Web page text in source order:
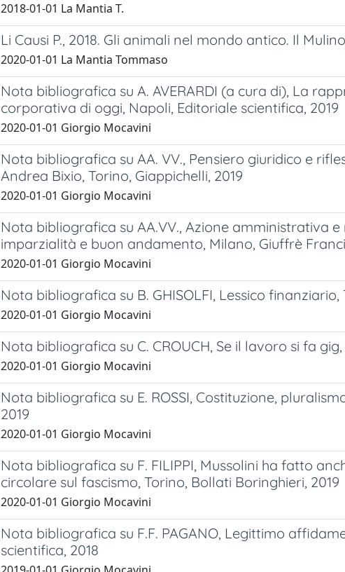
2018-01-01 La Mantia T.
Li Causi P., 2018. Gli animali nel mondo antico. Il
2020-01-01 La Mantia Tommaso
Nota bibliografica su A. AVERARDI (a cura di), La
corporativa di oggi, Napoli, Editoriale scientifica, 2019
2020-01-01 Giorgio Mocavini
Nota bibliografica su AA. VV., Pensiero giuridico e
Andrea Bixio, Torino, Giappichelli, 2019
2020-01-01 Giorgio Mocavini
Nota bibliografica su AA.VV., Azione amministrativa
imparzialità e buon andamento, Milano, Giuffrè
2020-01-01 Giorgio Mocavini
Nota bibliografica su B. GHISOLFI, Lessico finanziario,
2020-01-01 Giorgio Mocavini
Nota bibliografica su C. CROUCH, Se il lavoro si fa
2020-01-01 Giorgio Mocavini
Nota bibliografica su E. ROSSI, Costituzione,
2019
2020-01-01 Giorgio Mocavini
Nota bibliografica su F. FILIPPI, Mussolini ha fatto
circolare sul fascismo, Torino, Bollati Boringhieri, 2019
2020-01-01 Giorgio Mocavini
Nota bibliografica su F.F. PAGANO, Legittimo
scientifica, 2018